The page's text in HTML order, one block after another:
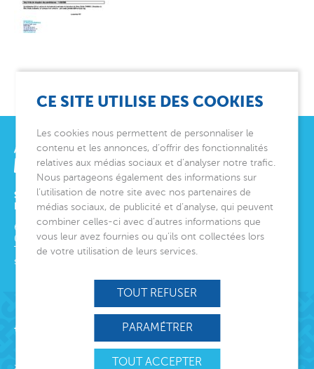
SIÈGE SOCIAL
ET DIRECTION GÉNÉRALE
6 avenue Édith Cavell
06000 Nice
Tél.
04 92 00 24 50
siege@montjoye.org
Acteur de lien social
CE SITE UTILISE DES COOKIES
Les cookies nous permettent de personnaliser le
contenu et les annonces, d’offrir des fonctionnalités
relatives aux médias sociaux et d’analyser notre trafic.
Nous partageons également des informations sur
l’utilisation de notre site avec nos partenaires de
médias sociaux, de publicité et d’analyse, qui peuvent
combiner celles-ci avec d’autres informations que
vous leur avez fournies ou qu’ils ont collectées lors
de votre utilisation de leurs services.
TOUT ACCEPTER
TOUT REFUSER
PARAMÉTRER